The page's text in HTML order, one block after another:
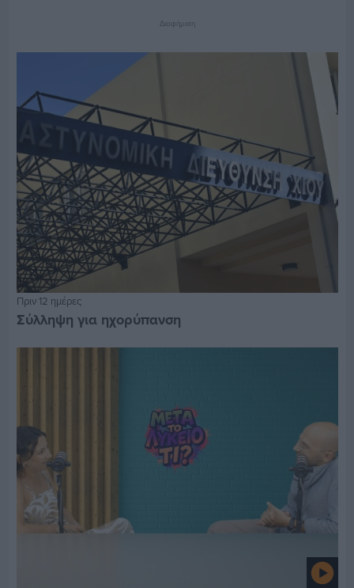
Διαφήμιση
Πριν 12 ημέρες
Σύλληψη για ηχορύπανση